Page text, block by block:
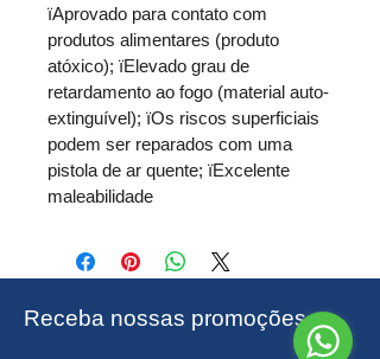
ïAprovado para contato com
produtos alimentares (produto
atóxico); ïElevado grau de
retardamento ao fogo (material auto-
extinguível); ïOs riscos superficiais
podem ser reparados com uma
pistola de ar quente; ïExcelente
maleabilidade
Receba nossas promoções